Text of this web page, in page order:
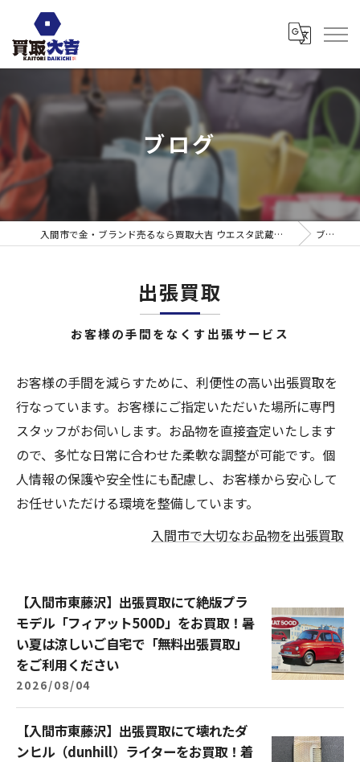
ブログ
入間市で金・ブランド売るなら買取大吉 ウエスタ武蔵藤沢店 ブログ
出張買取
お客様の手間をなくす出張サービス
お客様の手間を減らすために、利便性の高い出張買取を
行なっています。お客様にご指定いただいた場所に専門
スタッフがお伺いします。お品物を直接査定いたします
ので、多忙な日常に合わせた柔軟な調整が可能です。個
人情報の保護や安全性にも配慮し、お客様から安心して
お任せいただける環境を整備しています。
入間市で大切なお品物を出張買取
【入間市東藤沢】出張買取にて絶版プラ
モデル「フィアット500D」をお買取！暑
い夏は涼しいご自宅で「無料出張買取」
をご利用ください
2026/08/04
【入間市東藤沢】出張買取にて壊れたダ
ンヒル（dunhill）ライターをお買取！着